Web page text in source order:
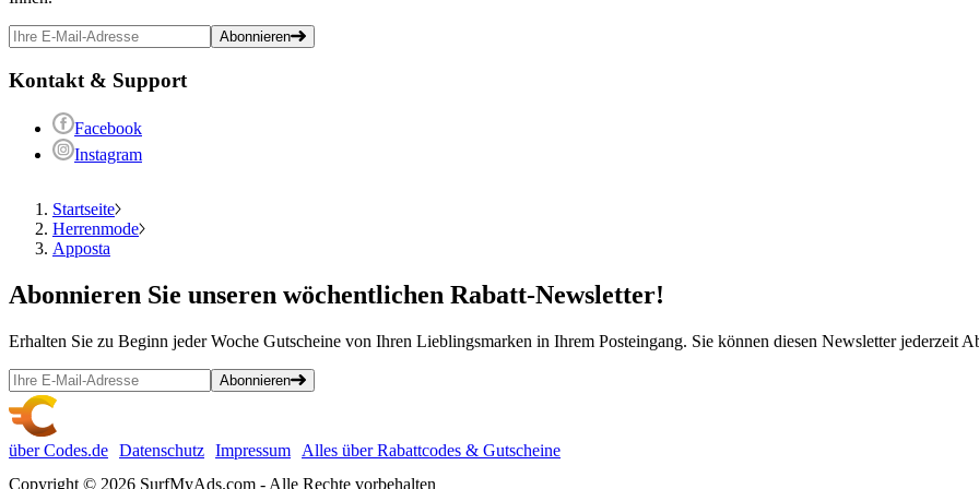
Abonnieren
Kontakt & Support
Facebook
Instagram
Startseite
Herrenmode
Apposta
Abonnieren Sie unseren wöchentlichen Rabatt-Newsletter!
Erhalten Sie zu Beginn jeder Woche Gutscheine von Ihren Lieblingsmarken in Ihrem Posteingang. Sie können diesen Newsletter jederzeit
Abonnieren
über Codes.de Datenschutz Impressum
Alles über Rabattcodes & Gutscheine
Copyright © 2026 SurfMyAds.com - Alle Rechte vorbehalten